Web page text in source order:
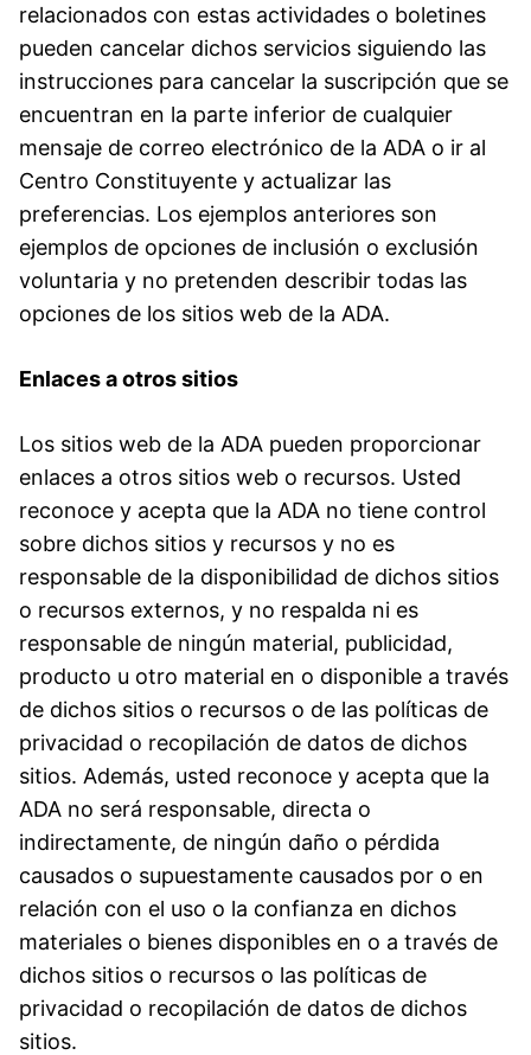
relacionados con estas actividades o boletines
pueden cancelar dichos servicios siguiendo las
instrucciones para cancelar la suscripción que se
encuentran en la parte inferior de cualquier
mensaje de correo electrónico de la ADA o ir al
Centro Constituyente y actualizar las
preferencias. Los ejemplos anteriores son
ejemplos de opciones de inclusión o exclusión
voluntaria y no pretenden describir todas las
opciones de los sitios web de la ADA.
Enlaces a otros sitios
Los sitios web de la ADA pueden proporcionar
enlaces a otros sitios web o recursos. Usted
reconoce y acepta que la ADA no tiene control
sobre dichos sitios y recursos y no es
responsable de la disponibilidad de dichos sitios
o recursos externos, y no respalda ni es
responsable de ningún material, publicidad,
producto u otro material en o disponible a través
de dichos sitios o recursos o de las políticas de
privacidad o recopilación de datos de dichos
sitios. Además, usted reconoce y acepta que la
ADA no será responsable, directa o
indirectamente, de ningún daño o pérdida
causados o supuestamente causados por o en
relación con el uso o la confianza en dichos
materiales o bienes disponibles en o a través de
dichos sitios o recursos o las políticas de
privacidad o recopilación de datos de dichos
sitios.